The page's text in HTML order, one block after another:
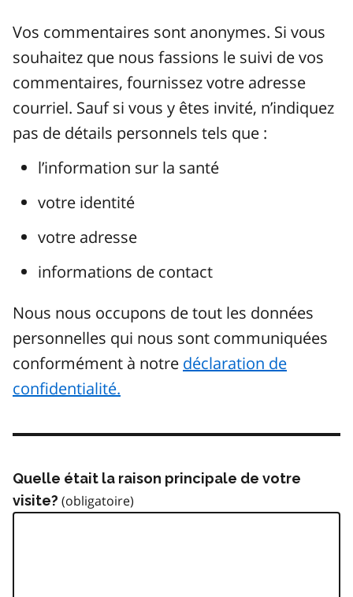
Vos commentaires sont anonymes. Si vous
souhaitez que nous fassions le suivi de vos
commentaires, fournissez votre adresse
courriel. Sauf si vous y êtes invité, n’indiquez
pas de détails personnels tels que :
l’information sur la santé
votre identité
votre adresse
informations de contact
Nous nous occupons de tout les données
personnelles qui nous sont communiquées
conformément à notre déclaration de
confidentialité.
Quelle était la raison principale de votre
visite?